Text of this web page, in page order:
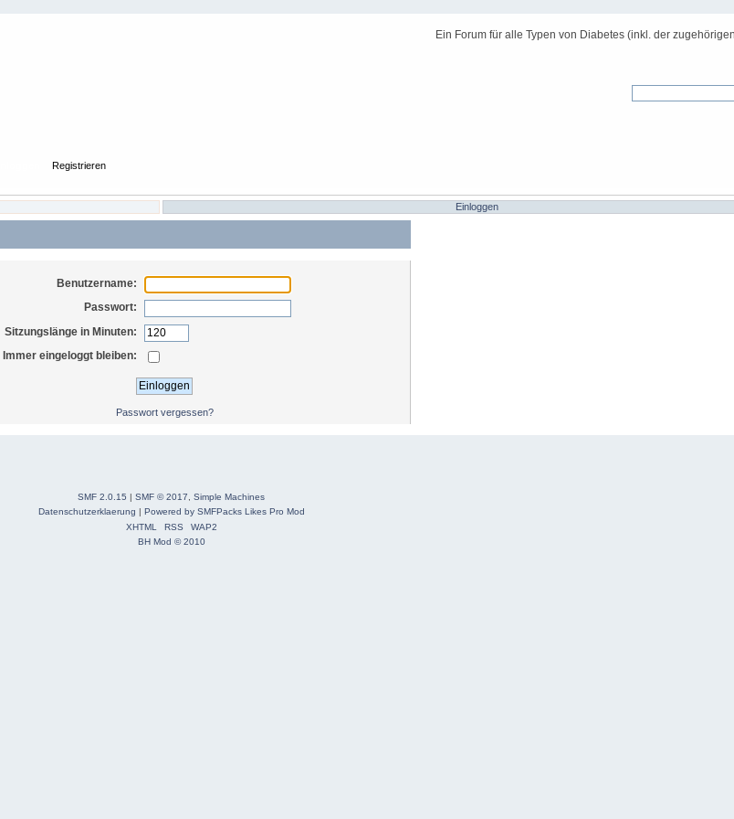
Ein Forum für alle Typen von Diabetes (inkl. der
Registrieren
Einloggen
Benutzername:
Passwort:
Sitzungslänge in Minuten:
Immer eingeloggt bleiben:
Passwort vergessen?
SMF 2.0.15 SMF © 2017, Simple Machines
Datenschutzerklaerung
Powered by SMFPacks Likes Pro Mod
XHTML
RSS
WAP2
BH Mod © 2010